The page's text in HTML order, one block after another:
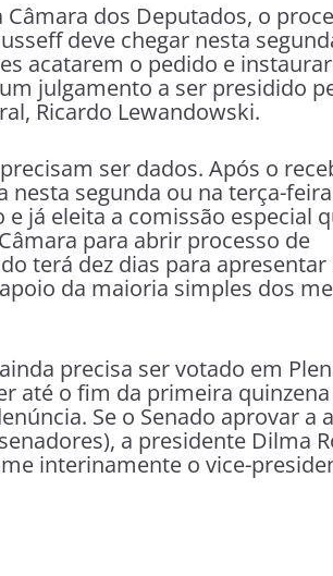
dos Deputados, o
deve chegar nesta
acatarem o pedido e
julgamento a ser presidido
Ricardo Lewandowski.
ser dados. Após o
segunda ou na terça-feira
já eleita a comissão especial
para abrir processo de
terá dez dias para apresentar
da maioria simples dos
precisa ser votado em
até o fim da primeira
Se o Senado aprovar a
a presidente Dilma
interinamente o vice-